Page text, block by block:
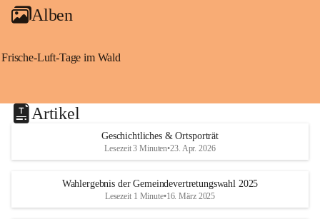
Alben
Frische-Luft-Tage im Wald
Artikel
Geschichtliches & Ortsporträt
Lesezeit 3 Minuten•23. Apr. 2026
Wahlergebnis der Gemeindevertretungswahl 2025
Lesezeit 1 Minute•16. März 2025